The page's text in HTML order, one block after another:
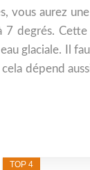
vous aurez
7 degrés.
glaciale. Il
dépend
TOP 4